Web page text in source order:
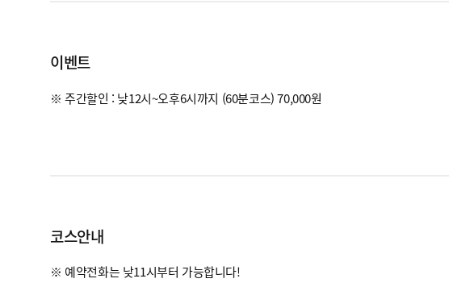
이벤트
※ 주간할인 : 낮12시~오후6시까지 (60분코스) 70,000원
코스안내
※ 예약전화는 낮11시부터 가능합니다!